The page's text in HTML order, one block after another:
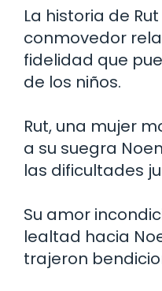
La historia de
conmovedor
fidelidad que
de los niños.
Rut, una mujer
a su suegra
las dificultades
Su amor
lealtad hacia
trajeron